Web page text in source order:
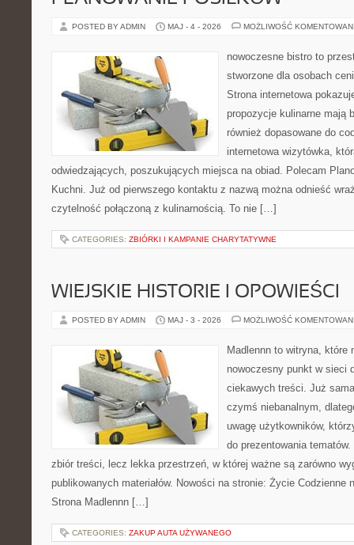
POSTED BY ADMIN MAJ - 4 - 2026 MOŻLIWOŚĆ
nowoczesne bistro to
stworzone dla osobach
Strona internetowa
propozycje kulinarne mają
również dopasowane do
internetowa wizytówka,
odwiedzających, poszukujących miejsca na obiad. Polecam
Kuchni. Już od pierwszego kontaktu z nazwą można odnieść
czytelność połączoną z kulinarnością. To nie […]
CATEGORIES: ZBIÓRKI I KAMPANIE CHARYTATYWNE
WIEJSKIE HISTORIE I OPOWIEŚCI
POSTED BY ADMIN MAJ - 3 - 2026 MOŻLIWOŚĆ
Madlennn to witryna, które
nowoczesny punkt w sieci
ciekawych treści. Już
czymś niebanalnym,
uwagę użytkowników,
do prezentowania
zbiór treści, lecz lekka przestrzeń, w której ważne są zarówno
publikowanych materiałów. Nowości na stronie: Życie Codzienne
Strona Madlennn […]
CATEGORIES: ZAKUP AUTA UŻYWANEGO